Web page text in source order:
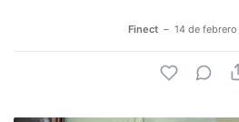
Finect 14 de